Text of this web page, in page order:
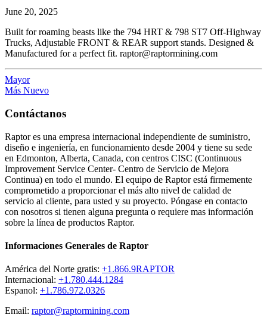
June 20, 2025
Built for roaming beasts like the 794 HRT & 798 ST7 Off-Highway
Trucks, Adjustable FRONT & REAR support stands. Designed &
Manufactured for a perfect fit. raptor@raptormining.com
Mayor
Más Nuevo
Contáctanos
Raptor es una empresa internacional independiente de suministro,
diseño e ingeniería, en funcionamiento desde 2004 y tiene su sede
en Edmonton, Alberta, Canada, con centros CISC (Continuous
Improvement Service Center- Centro de Servicio de Mejora
Continua) en todo el mundo. El equipo de Raptor está firmemente
comprometido a proporcionar el más alto nivel de calidad de
servicio al cliente, para usted y su proyecto. Póngase en contacto
con nosotros si tienen alguna pregunta o requiere mas información
sobre la línea de productos Raptor.
Informaciones Generales de Raptor
América del Norte gratis: +1.866.9RAPTOR
Internacional: +1.780.444.1284
Espanol: +1.786.972.0326
Email: raptor@raptormining.com